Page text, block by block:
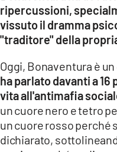
ripercussioni,
vissuto il dramma
"traditore" della
Oggi, Bonaventura è
ha parlato davanti a
vita all'antimafia
un cuore nero e tetro
un cuore rosso perché
dichiarato,